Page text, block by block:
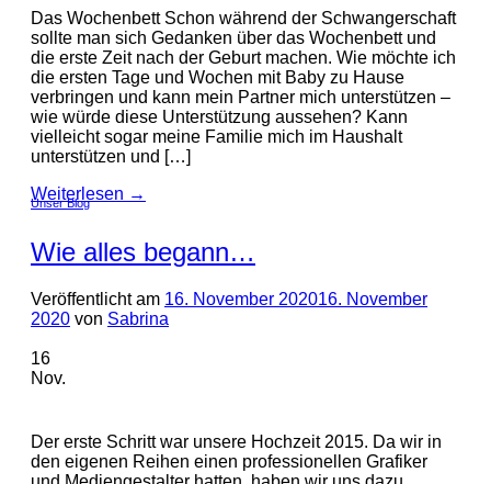
Das Wochenbett Schon während der Schwangerschaft
sollte man sich Gedanken über das Wochenbett und
die erste Zeit nach der Geburt machen. Wie möchte ich
die ersten Tage und Wochen mit Baby zu Hause
verbringen und kann mein Partner mich unterstützen –
wie würde diese Unterstützung aussehen? Kann
vielleicht sogar meine Familie mich im Haushalt
unterstützen und […]
Weiterlesen →
Unser Blog
Wie alles begann…
Veröffentlicht am 16. November 202016. November
2020 von Sabrina
16
Nov.
Der erste Schritt war unsere Hochzeit 2015. Da wir in
den eigenen Reihen einen professionellen Grafiker